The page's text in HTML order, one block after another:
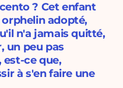
? Cet enfant
adopté,
n'a jamais quitté,
un peu pas
ce que,
à s'en faire une